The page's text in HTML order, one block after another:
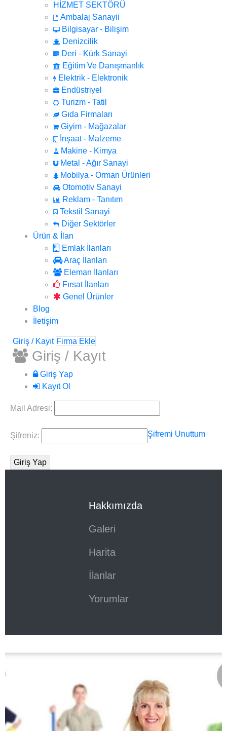
HİZMET SEKTÖRÜ
Ambalaj Sanayii
Bilgisayar - Bilişim
Denizcilik
Deri - Kürk Sanayi
Eğitim Ve Danışmanlık
Elektrik - Elektronik
Endüstriyel
Turizm - Tatil
Gıda Firmaları
Giyim - Mağazalar
İnşaat - Malzeme
Makine - Kimya
Metal - Ağır Sanayi
Mobilya - Orman Ürünleri
Otomotiv Sanayi
Reklam - Tanıtım
Tekstil Sanayi
Diğer Sektörler
Ürün & İlan
Emlak İlanları
Araç İlanları
Eleman İlanları
Fırsat İlanları
Genel Ürünler
Blog
İletişim
Giriş / Kayıt Firma Ekle
Giriş / Kayıt
Giriş Yap
Kayıt Ol
Mail Adresi:
Şifreniz: Şifremi Unuttum
Hakkımızda
Galeri
Harita
İlanlar
Yorumlar